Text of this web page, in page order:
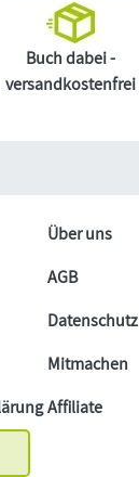
Buch dabei -
versandkostenfrei
Über uns
AGB
Datenschutz
Mitmachen
Affiliate